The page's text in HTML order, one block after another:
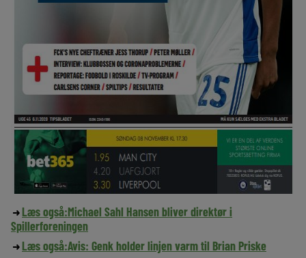
Læs også:Michael Sahl Hansen bliver direktør i
Spillerforeningen
Læs også:Avis: Genk holder linjen varm til Brian Priske